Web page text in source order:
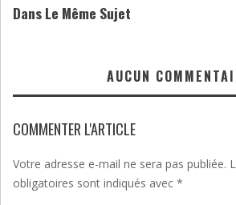
Dans Le Même Sujet
AUCUN
COMMENTER L'ARTICLE
Votre adresse e-mail ne sera pas publiée.
obligatoires sont indiqués avec *